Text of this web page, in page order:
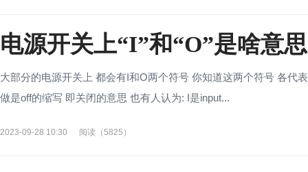
电源开关上“I”和“O”是啥意
大部分的电源开关上 都会有I和O两个符号 你知道这两个符号 各代
做是off的缩写 即关闭的意思 也有人认为: I是input...
2023-09-28 10:30 阅读（5825）